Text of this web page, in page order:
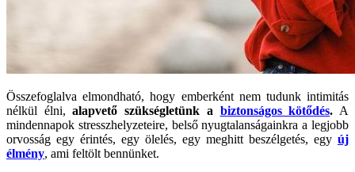
Összefoglalva elmondható, hogy emberként nem tudunk intimitás
nélkül élni,alapvető szükségletünk a biztonságos kötődés. A
mindennapok stresszhelyzeteire, belső nyugtalanságainkra a legjobb
orvosság egy érintés, egy ölelés, egy meghitt beszélgetés, egy új
élmény, ami feltölt bennünket.